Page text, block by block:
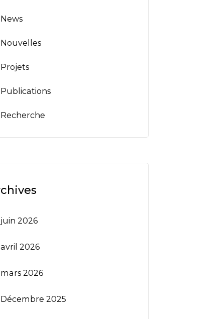
News
Nouvelles
Projets
Publications
Recherche
juin 2026
avril 2026
mars 2026
Décembre 2025